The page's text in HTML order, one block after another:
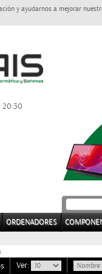
y ayudarnos a mejorar
20:30
ORDENADORES
Ver: